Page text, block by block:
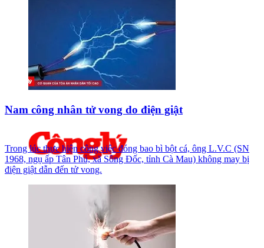
Nam công nhân tử vong do điện giật
Trong lúc thực hiện công việc đóng bao bì bột cá, ông L.V.C (SN
1968, ngụ ấp Tân Phú, xã Sông Đốc, tỉnh Cà Mau) không may bị
điện giật dẫn đến tử vong.